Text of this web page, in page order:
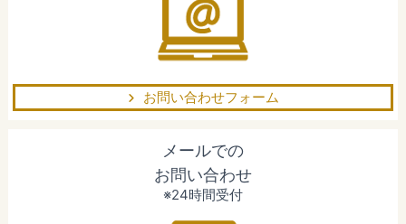
お問い合わせフォーム
メールでの
お問い合わせ
※24時間受付